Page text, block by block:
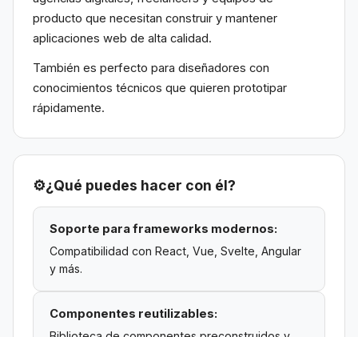
producto que necesitan construir y mantener
aplicaciones web de alta calidad.
También es perfecto para diseñadores con
conocimientos técnicos que quieren prototipar
rápidamente.
⚙️¿Qué puedes hacer con él?
Soporte para frameworks modernos:
Compatibilidad con React, Vue, Svelte, Angular
y más.
Componentes reutilizables: